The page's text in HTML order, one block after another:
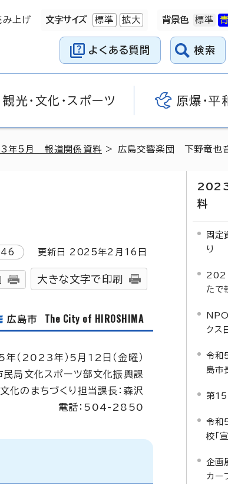
み上げ 文字サイズ 標準 拡大 背景色
よくある質問 検索
観光・文化・スポーツ 原爆・平
年5月 報道関係資料 > 広島交響楽団 下野竜也
更新日 2025年2月 16 日
大きな文字で印刷
広島市 The City of HIROSHIMA
年（2023年）5月12日（金曜）
民局文化スポーツ部文化振興課
文化のまちづくり担当課長：森沢
電話：504-2850
料
固定
り
たで
クス
令和
島市
第15
令和
校「
企画
カー